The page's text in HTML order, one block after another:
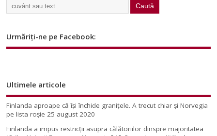
Urmăriți-ne pe Facebook:
Ultimele articole
Finlanda aproape că își închide granițele. A trecut chiar și Norvegia
pe lista roșie 25 august 2020
Finlanda a impus restricţii asupra călătoriilor dinspre majoritatea